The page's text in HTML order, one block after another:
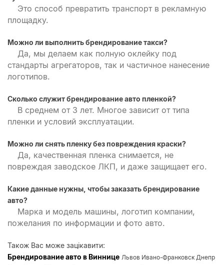
Это способ превратить транспорт в рекламную
площадку.
Можно ли выполнить брендирование такси?
Да, мы делаем как полную оклейку под
стандарты агрегаторов, так и частичное нанесение
логотипов.
Сколько служит брендирование авто пленкой?
В среднем от 3 лет. Многое зависит от типа
пленки и условий эксплуатации.
Можно ли снять пленку без повреждения краски?
Да, качественная пленка снимается, не
повреждая заводское ЛКП, и даже защищает его.
Какие данные нужны, чтобы заказать брендирование
авто?
Марка и модель машины, логотип компании,
пожелания по информации и фото авто.
Також Вас може зацікавити:
Брендирование авто в Виннице Львов Ивано-Франковск Днепр